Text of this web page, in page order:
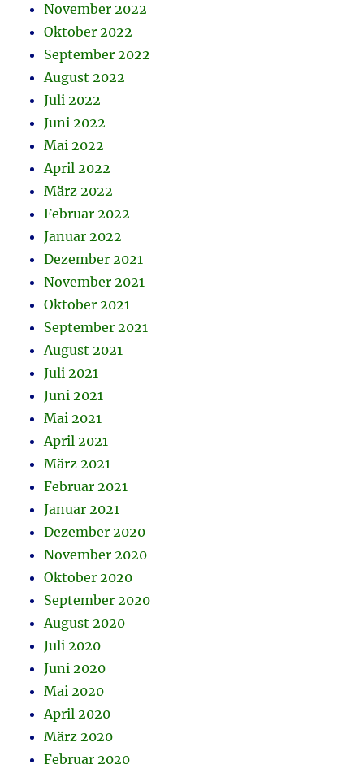
November 2022
Oktober 2022
September 2022
August 2022
Juli 2022
Juni 2022
Mai 2022
April 2022
März 2022
Februar 2022
Januar 2022
Dezember 2021
November 2021
Oktober 2021
September 2021
August 2021
Juli 2021
Juni 2021
Mai 2021
April 2021
März 2021
Februar 2021
Januar 2021
Dezember 2020
November 2020
Oktober 2020
September 2020
August 2020
Juli 2020
Juni 2020
Mai 2020
April 2020
März 2020
Februar 2020